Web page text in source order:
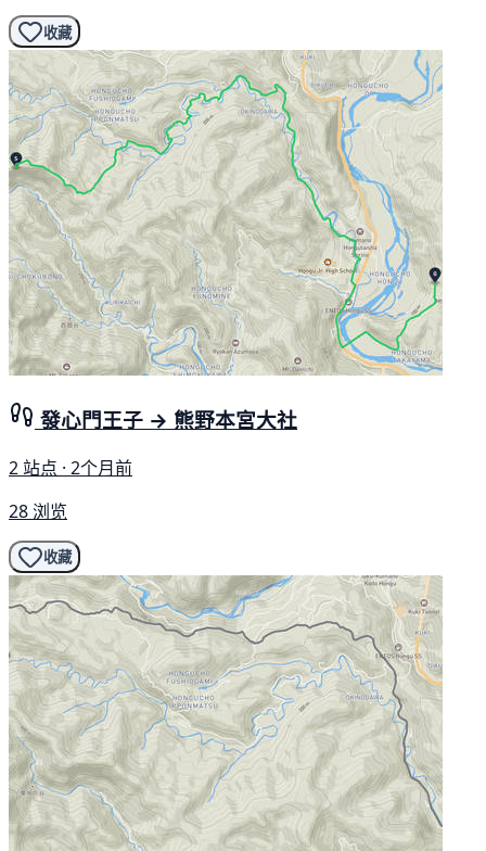
收藏
發心門王子 → 熊野本宮大社
2 站点 · 2个月前
28 浏览
收藏